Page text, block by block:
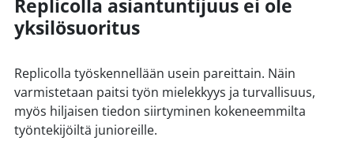
Replicolla asiantuntijuus ei ole
yksilösuoritus
Replicolla työskennellään usein pareittain. Näin
varmistetaan paitsi työn mielekkyys ja turvallisuus,
myös hiljaisen tiedon siirtyminen kokeneemmilta
työntekijöiltä junioreille.